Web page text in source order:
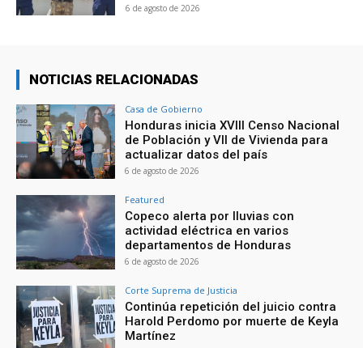
6 de agosto de 2026
NOTICIAS RELACIONADAS
Casa de Gobierno
Honduras inicia XVIII Censo Nacional
de Población y VII de Vivienda para
actualizar datos del país
6 de agosto de 2026
Featured
Copeco alerta por lluvias con
actividad eléctrica en varios
departamentos de Honduras
6 de agosto de 2026
Corte Suprema de Justicia
Continúa repetición del juicio contra
Harold Perdomo por muerte de Keyla
Martínez